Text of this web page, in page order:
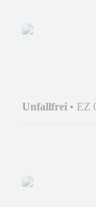
Unfallfrei • EZ